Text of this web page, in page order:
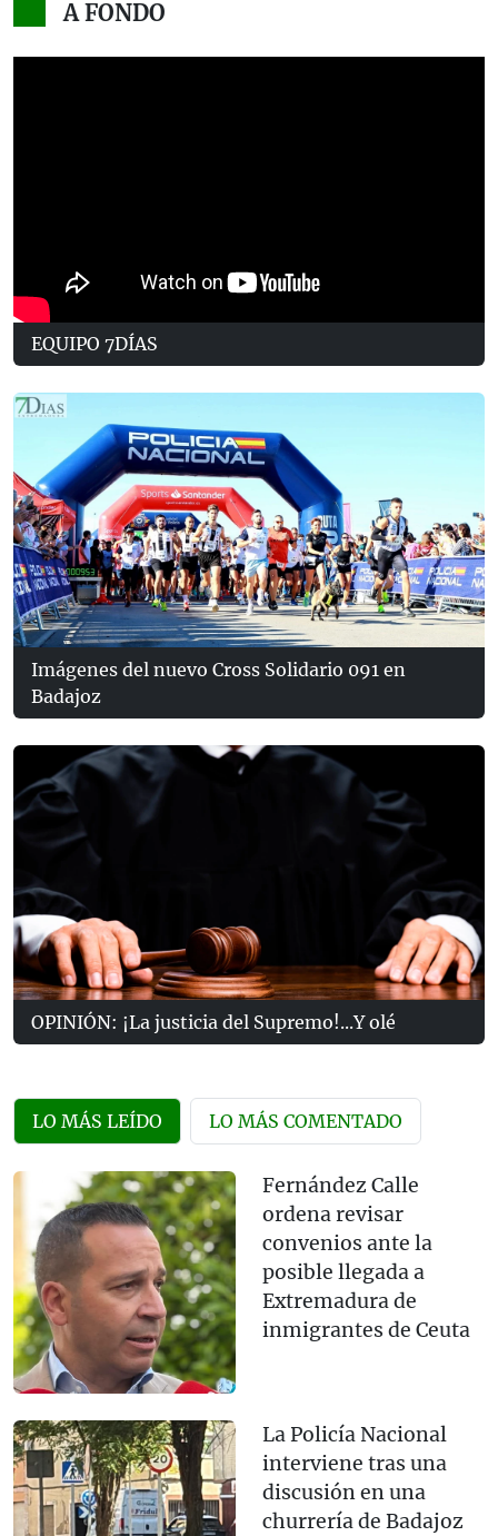
A FONDO
EQUIPO 7DÍAS
Imágenes del nuevo Cross Solidario 091 en
Badajoz
OPINIÓN: ¡La justicia del Supremo!...Y olé
LO MÁS LEÍDO LO MÁS COMENTADO
Fernández Calle
ordena revisar
convenios ante la
posible llegada a
Extremadura de
inmigrantes de Ceuta
La Policía Nacional
interviene tras una
discusión en una
churrería de Badajoz